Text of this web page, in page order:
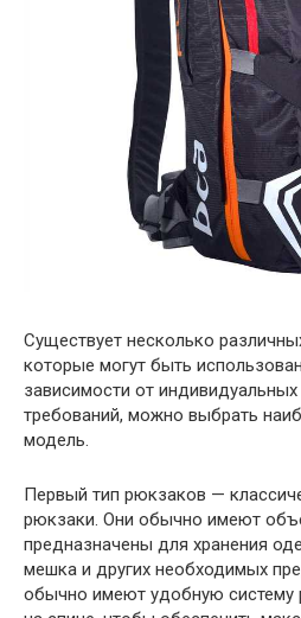
Существует несколько
которые могут быть
зависимости от
требований, можно выбрать
модель.
Первый тип рюкзаков —
рюкзаки. Они обычно имеют
предназначены для хранения
мешка и других необходимых
обычно имеют удобную систему